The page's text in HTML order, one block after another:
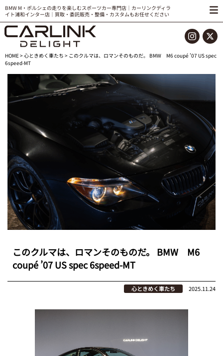
BMW M・ポルシェの走りを楽しむスポーツカー専門店｜カーリンクディラ
イト浦和インター店｜買取・委託販売・整備・カスタムもお任せください
HOME>心ときめく車たち > このクルマは、ロマンそのものだ。 BMW M6 coupé ’07 US spec
6speed-MT
このクルマは、ロマンそのものだ。 BMW M6
coupé ’07 US spec 6speed-MT
心ときめく車たち 2025.11.24